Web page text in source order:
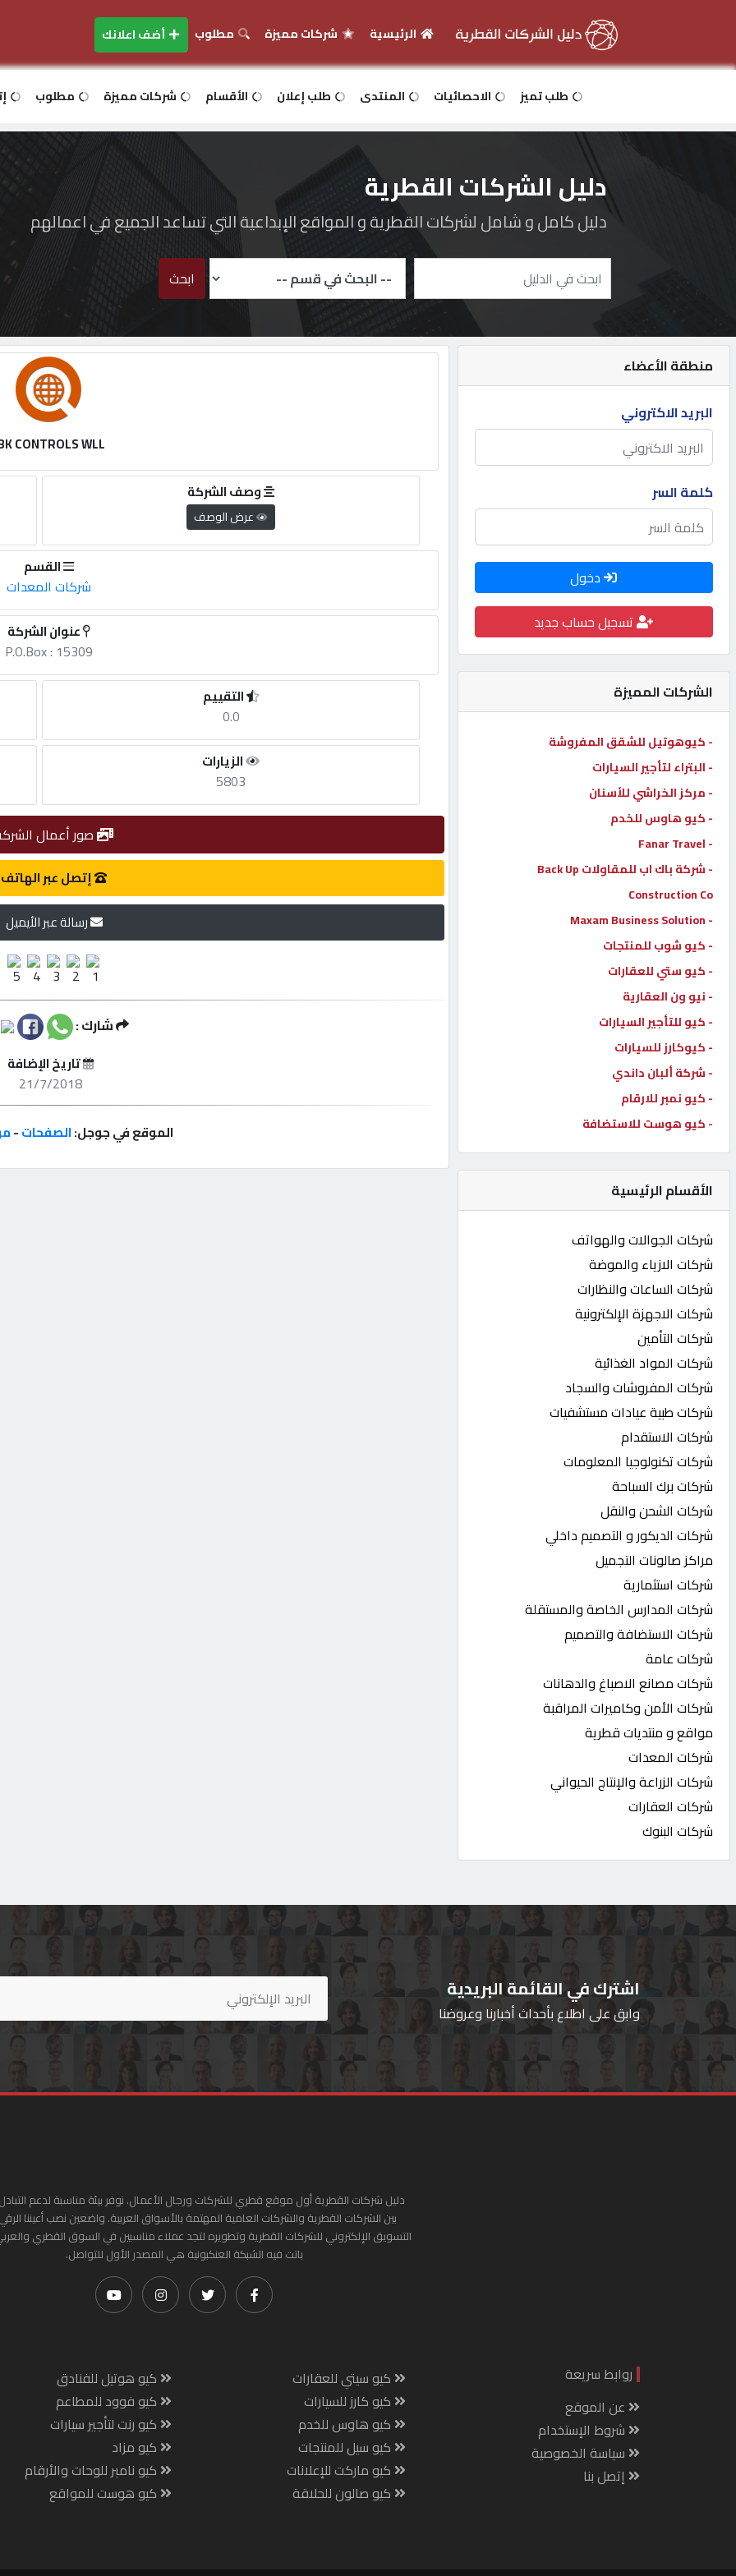
دخول
اعلانك
مطلوب
طلب
الاحصائيات
الأقسام
شركات
مميزة
إبحث
إتصل
بنا
إعلانات
المنتدى
كيو
مزاد
كيو
نمبر
كيو
كارز
كيو
الدليل
القطري
POWERED
QHOST
الرئيسية شركات مميزة مطلوب أضف اعلانك
طلب تميز الاحصائيات المنتدى طلب إعلان الأقسام شركات مميزة مطلوب
دليل الشركات القطرية
دليل كامل و شامل لشركات القطرية و المواقع الإبداعية التي تساعد الجميع في اعمالهم
ابحث
منطقة الأعضاء
البريد الاكتروني
كلمة السر
دخول
تسجيل حساب جديد
الشركات المميزة
- كيوهوتيل للشقق المفروشة
- البتراء لتأجير السيارات
- مركز الخراشي للأسنان
- كيو هاوس للخدم
- Fanar Travel
- شركة باك اب للمقاولات Back Up
Construction Co
- Maxam Business Solution
- كيو شوب للمنتجات
- كيو ستي للعقارات
- نيو ون العقارية
- كيو للتأجير السيارات
- كيوكارز للسيارات
- شركة ألبان داندي
- كيو نمبر للارقام
- كيو هوست للاستضافة
الأقسام الرئيسية
شركات الجوالات والهواتف
شركات الازياء والموضة
شركات الساعات والنظارات
شركات الاجهزة الإلكترونية
شركات التأمين
شركات المواد الغذائية
شركات المفروشات والسجاد
شركات طبية عيادات مستشفيات
شركات الاستقدام
شركات تكنولوجيا المعلومات
شركات برك السباحة
شركات الشحن والنقل
شركات الديكور و التصميم داخلي
مراكز صالونات التجميل
شركات استثمارية
شركات المدارس الخاصة والمستقلة
شركات الاستضافة والتصميم
شركات عامة
شركات مصانع الاصباغ والدهانات
شركات الأمن وكاميرات المراقبة
مواقع و منتديات قطرية
شركات المعدات
شركات الزراعة والإنتاج الحيواني
شركات العقارات
شركات البنوك
CONTROLS WLL
وصف الشركة
عرض الوصف
القسم
شركات المعدات
عنوان الشركة
P.O.Box : 15309
التقييم
0.0
الزيارات
5803
صور أعمال
إتصل عبر الهاتف
رسالة عبر الأيميل
شارك :
تاريخ الإضافة
21/7/2018
الموقع في جوجل:الصفحات-
اشترك في القائمة البريدية
وابق على اطلاع بأحداث أخبارنا وعروضنا
دليل شركات القطرية أول موقع قطري للشركات ورجال الأعمال. نوفر بيئة مناسبة لدعم
بين الشركات القطرية والشركات العامية المهتمة بالأسواق العربية. واضعين نصب أعيننا
التسويق الإلكتروني للشركات القطرية وتطويره لتجد عملاء مناسبين في السوق القطري
باتت فيه الشبكة العنكبونية هي المصدر الأول للتواصل.
روابط سريعة
عن الموقع
شروط الإستخدام
سياسة الخصوصية
إتصل بنا
كيو سيتي للعقارات
كيو كارز للسيارات
كيو هاوس للخدم
كيو سيل للمنتجات
كيو ماركت للإعلانات
كيو صالون للحلاقة
كيو هوتيل للفنادق
كيو فوود للمطاعم
كيو رنت لتأجير سيارات
كيو مزاد
كيو نامبر للوحات والأرقام
كيو هوست للمواقع